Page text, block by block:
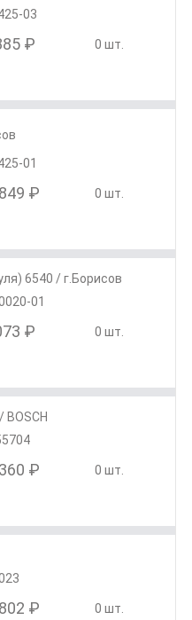
03
₽ 0 шт.
01
₽ 0 шт.
6540 / г.Борисов
01
₽ 0 шт.
₽ 0 шт.
₽ 0 шт.